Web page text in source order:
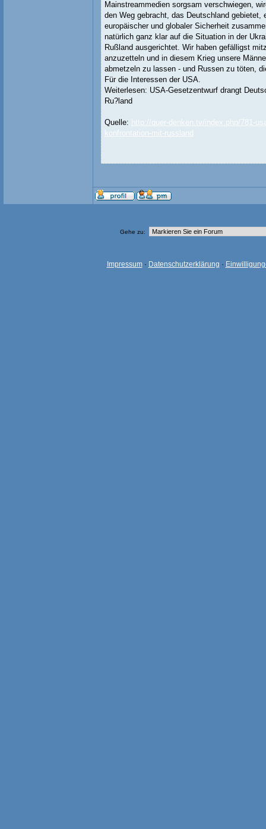
Mainstreammedien sorgsam verschwiegen,
den Weg gebracht, das Deutschland gebietet,
europäischer und globaler Sicherheit
natürlich ganz klar auf die Situation in der
Rußland ausgerichtet. Wir haben gefälligst
anzuzetteln und in diesem Krieg unsere
abmetzeln zu lassen - und Russen zu töten,
Für die Interessen der USA.
Weiterlesen: USA-Gesetzentwurf drangt
Ru?land
Quelle: http://quer-denken.tv/index.php/781-
konfrontation-mit-russland
Gehe zu:
Impressum· Datenschutzerklärung ·